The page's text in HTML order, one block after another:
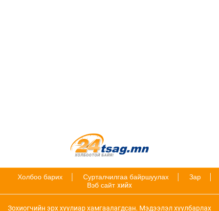
Холбоо барих Сурталчилгаа байршуулах
Зар
Вэб сайт хийх
Зохиогчийн эрх хуулиар хамгаалагдсан. Мэдээлэл хуулбарлах